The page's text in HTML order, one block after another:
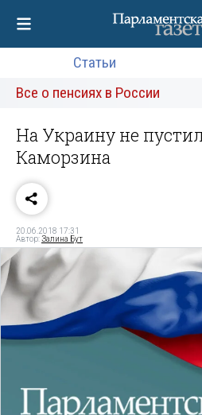
Статьи
Все о пенсиях в России
На Украину не
Каморзина
20.06.2018 17:31
Автор:Залина Бут